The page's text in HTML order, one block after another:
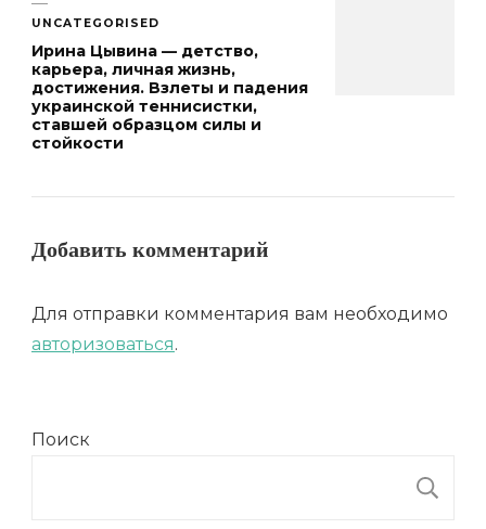
UNCATEGORISED
Ирина Цывина — детство,
карьера, личная жизнь,
достижения. Взлеты и падения
украинской теннисистки,
ставшей образцом силы и
стойкости
Добавить комментарий
Для отправки комментария вам необходимо
авторизоваться.
Поиск